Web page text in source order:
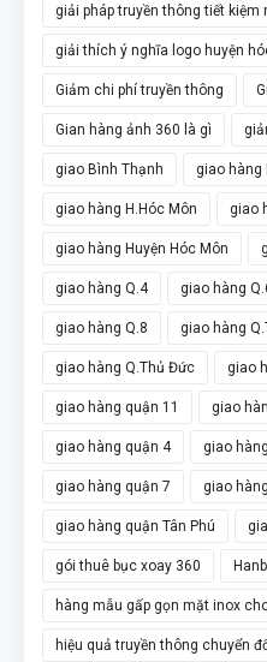
giải pháp truyền thông tiết
giải thích ý nghĩa logo huyện
Giảm chi phí truyền thông
Gian hàng ảnh 360 là gì
giao Bình Thạnh giao hàng
giao hàng H.Hóc Môn giao
giao hàng Huyện Hóc Môn
giao hàng Q.4 giao hàng
giao hàng Q.8 giao hàng
giao hàng Q.Thủ Đức giao
giao hàng quận 11 giao
giao hàng quận 4 giao
giao hàng quận 7 giao
giao hàng quận Tân Phú
gói thuê bục xoay 360
hàng mẫu gấp gọn mặt inox
hiệu quả truyền thông chuyển